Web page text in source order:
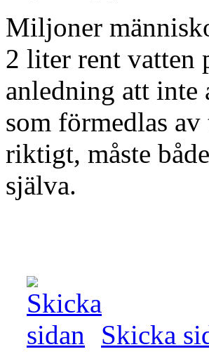
Miljoner
2 liter rent vatten
anledning att inte
som förmedlas
riktigt, måste
själva.
Skicka